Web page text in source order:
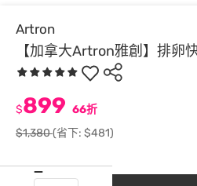
Artron
【加拿大Artron雅創】排卵
$899 66折
$1,380(省下: $481)